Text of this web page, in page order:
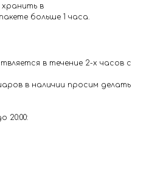
в
больше 1 часа.
в течение 2-х часов с
в наличии просим делать
20:00: